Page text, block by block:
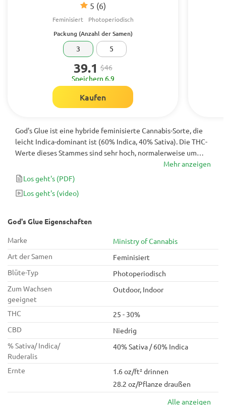
5 (6)
Feminisiert Photoperiodisch
Packung (Anzahl der Samen)
3 5
39.1 $46
Speichern 6.9
Kaufen
God's Glue ist eine hybride feminisierte Cannabis-Sorte, die
leicht Indica-dominant ist (60% Indica, 40% Sativa). Die THC-
Werte dieses Stammes sind sehr hoch, normalerweise um
25%, in einigen Pflanzen jedoch näher bei 30%. Als solches
liefert God’s Glue ein intensives Hoch, aber die Effekte
tendieren eher zur Indica als zur Sativa-Seite.
Mehr anzeigen
Los geht's (PDF)
Los geht's (video)
God's Glue Eigenschaften
Marke
Ministry of Cannabis
Art der Samen
Feminisiert
Blüte-Typ
Photoperiodisch
Zum Wachsen
geeignet
Outdoor, Indoor
THC
25 - 30%
CBD
Niedrig
% Sativa/ Indica/
Ruderalis
40% Sativa / 60% Indica
Ernte
1.6 oz/ft² drinnen
28.2 oz/Pflanze draußen
Alle anzeigen